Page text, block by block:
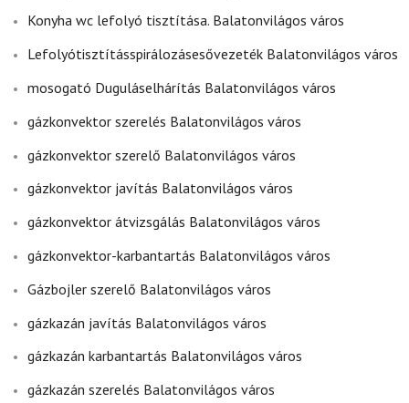
Konyha wc lefolyó tisztítása. Balatonvilágos város
Lefolyótisztításspirálozásesővezeték Balatonvilágos város
mosogató Duguláselhárítás Balatonvilágos város
gázkonvektor szerelés Balatonvilágos város
gázkonvektor szerelő Balatonvilágos város
gázkonvektor javítás Balatonvilágos város
gázkonvektor átvizsgálás Balatonvilágos város
gázkonvektor-karbantartás Balatonvilágos város
Gázbojler szerelő Balatonvilágos város
gázkazán javítás Balatonvilágos város
gázkazán karbantartás Balatonvilágos város
gázkazán szerelés Balatonvilágos város